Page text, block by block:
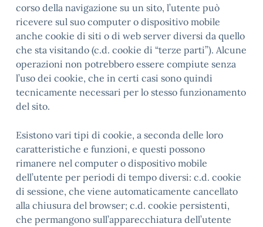
corso della navigazione su un sito, l’utente può
ricevere sul suo computer o dispositivo mobile
anche cookie di siti o di web server diversi da quello
che sta visitando (c.d. cookie di “terze parti”). Alcune
operazioni non potrebbero essere compiute senza
l’uso dei cookie, che in certi casi sono quindi
tecnicamente necessari per lo stesso funzionamento
del sito.
Esistono vari tipi di cookie, a seconda delle loro
caratteristiche e funzioni, e questi possono
rimanere nel computer o dispositivo mobile
dell’utente per periodi di tempo diversi: c.d. cookie
di sessione, che viene automaticamente cancellato
alla chiusura del browser; c.d. cookie persistenti,
che permangono sull’apparecchiatura dell’utente